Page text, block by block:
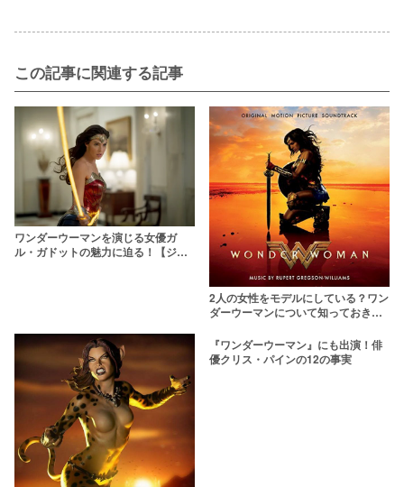
この記事に関連する記事
ワンダーウーマンを演じる女優ガ
ル・ガドットの魅力に迫る！【ジャ
2人の女性をモデルにしている？ワン
ダーウーマンについて知っておきた
『ワンダーウーマン』にも出演！俳
優クリス・パインの12の事実